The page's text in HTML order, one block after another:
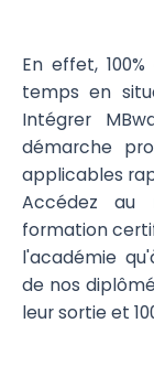
En effet,
temps en
Intégrer
démarche
applicables
Accédez au
formation
l'académie
de nos
leur sortie et